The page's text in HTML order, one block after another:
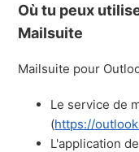
Où tu peux
Mailsuite
Mailsuite pour
Le service de
(https://
L'application